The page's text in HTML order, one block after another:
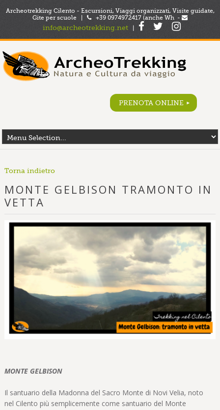
Archeotrekking Cilento - Escursioni, Viaggi organizzati, Visite guidate,
Gite per scuole |
+39 0974972417 (anche Wh -
info@archeotrekking.net|
PRENOTA ONLINE
Torna indietro
MONTE GELBISON TRAMONTO IN
VETTA
MONTE GELBISON
Il santuario della Madonna del Sacro Monte di Novi Velia, noto
nel Cilento più semplicemente come santuario del Monte